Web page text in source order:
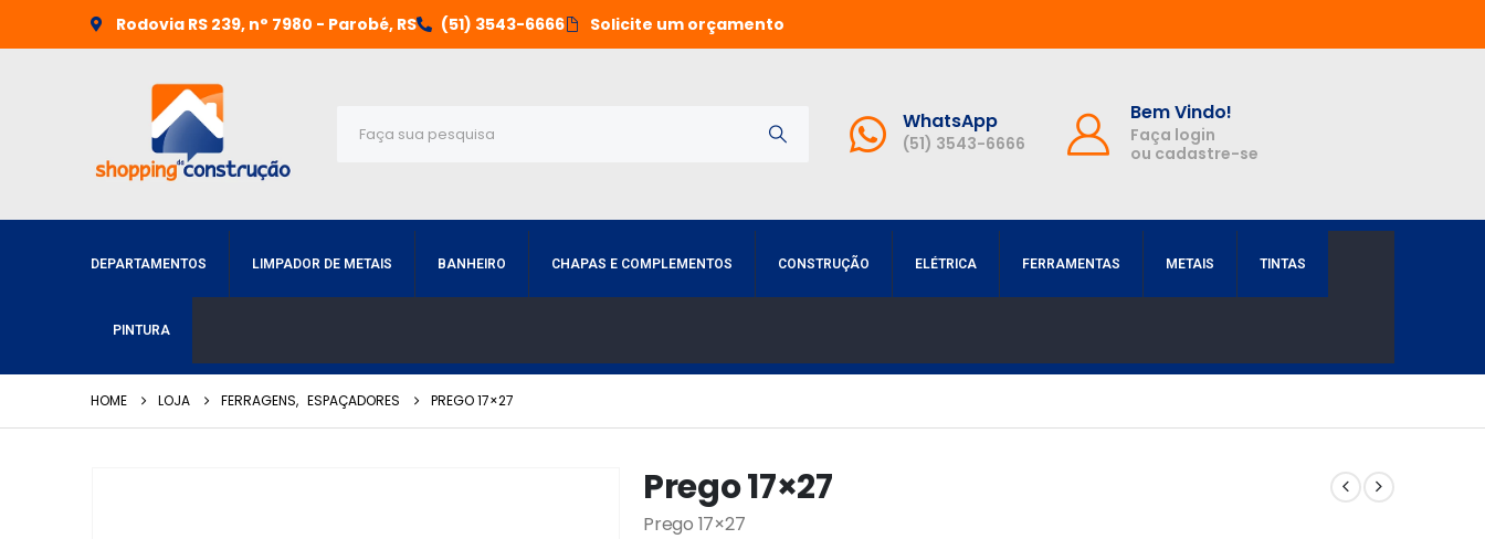
Rodovia RS 239, n° 7980 - Parobé, RS (51) 3543-6666 Solicite um orçamento
WhatsApp
(51) 3543-6666
Bem Vindo!
Faça login
ou cadastre-se
DEPARTAMENTOS LIMPADOR DE METAIS BANHEIRO CHAPAS E COMPLEMENTOS CONSTRUÇÃO ELÉTRICA FERRAMENTAS METAIS TINTAS
PINTURA
HOME LOJA FERRAGENS, ESPAÇADORES PREGO 17×27
Prego 17×27
Prego 17×27